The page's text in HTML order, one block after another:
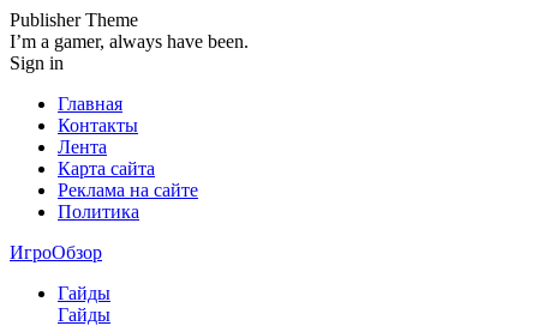
Publisher Theme
I’m a gamer, always have been.
Sign in
Главная
Контакты
Лента
Карта сайта
Реклама на сайте
Политика
ИгроОбзор
Гайды
Гайды